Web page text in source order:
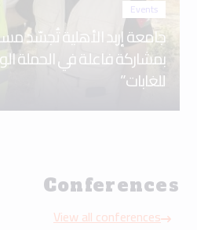
Events
جامعة إربد الأهلية تُجسّد
بمشاركة فاعلة في الحملة
للغابات”
Conferences
View all conferences